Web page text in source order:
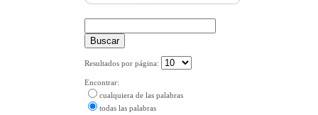
Resultados por página:
Encontrar:
cualquiera de las palabras
todas las palabras